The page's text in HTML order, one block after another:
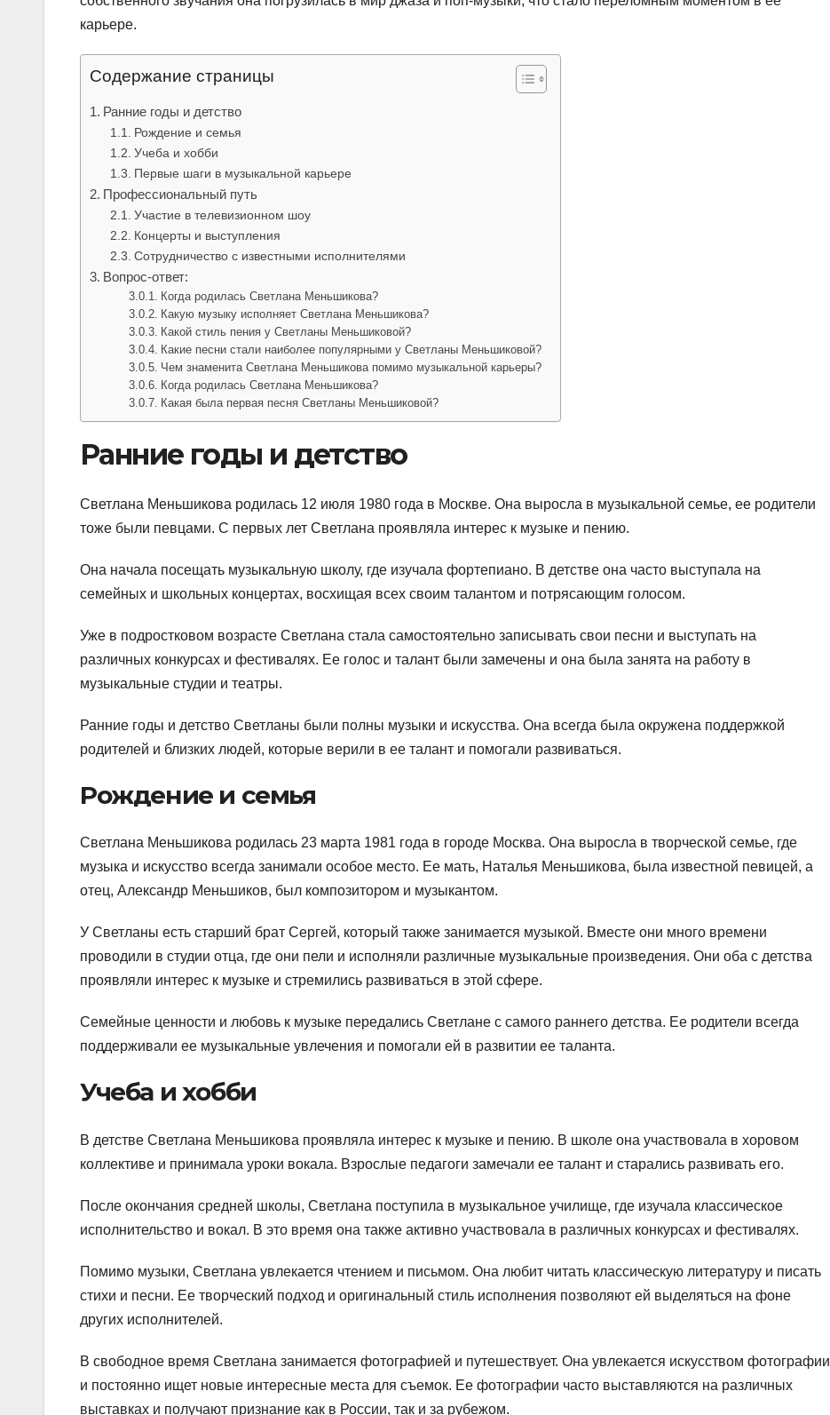
карьере.
Содержание страницы
Ранние годы и детство
Рождение и семья
Учеба и хобби
Первые шаги в музыкальной карьере
Профессиональный путь
Участие в телевизионном шоу
Концерты и выступления
Сотрудничество с известными исполнителями
Вопрос-ответ:
Когда родилась Светлана Меньшикова?
Какую музыку исполняет Светлана Меньшикова?
Какой стиль пения у Светланы Меньшиковой?
Какие песни стали наиболее популярными у Светланы Меньшиковой?
Чем знаменита Светлана Меньшикова помимо музыкальной карьеры?
Когда родилась Светлана Меньшикова?
Какая была первая песня Светланы Меньшиковой?
Ранние годы и детство
Светлана Меньшикова родилась 12 июля 1980 года в Москве. Она выросла в музыкальной семье, ее родители
тоже были певцами. С первых лет Светлана проявляла интерес к музыке и пению.
Она начала посещать музыкальную школу, где изучала фортепиано. В детстве она часто выступала на
семейных и школьных концертах, восхищая всех своим талантом и потрясающим голосом.
Уже в подростковом возрасте Светлана стала самостоятельно записывать свои песни и выступать на
различных конкурсах и фестивалях. Ее голос и талант были замечены и она была занята на работу в
музыкальные студии и театры.
Ранние годы и детство Светланы были полны музыки и искусства. Она всегда была окружена поддержкой
родителей и близких людей, которые верили в ее талант и помогали развиваться.
Рождение и семья
Светлана Меньшикова родилась 23 марта 1981 года в городе Москва. Она выросла в творческой семье, где
музыка и искусство всегда занимали особое место. Ее мать, Наталья Меньшикова, была известной певицей, а
отец, Александр Меньшиков, был композитором и музыкантом.
У Светланы есть старший брат Сергей, который также занимается музыкой. Вместе они много времени
проводили в студии отца, где они пели и исполняли различные музыкальные произведения. Они оба с детства
проявляли интерес к музыке и стремились развиваться в этой сфере.
Семейные ценности и любовь к музыке передались Светлане с самого раннего детства. Ее родители всегда
поддерживали ее музыкальные увлечения и помогали ей в развитии ее таланта.
Учеба и хобби
В детстве Светлана Меньшикова проявляла интерес к музыке и пению. В школе она участвовала в хоровом
коллективе и принимала уроки вокала. Взрослые педагоги замечали ее талант и старались развивать его.
После окончания средней школы, Светлана поступила в музыкальное училище, где изучала классическое
исполнительство и вокал. В это время она также активно участвовала в различных конкурсах и фестивалях.
Помимо музыки, Светлана увлекается чтением и письмом. Она любит читать классическую литературу и писать
стихи и песни. Ее творческий подход и оригинальный стиль исполнения позволяют ей выделяться на фоне
других исполнителей.
В свободное время Светлана занимается фотографией и путешествует. Она увлекается искусством фотографии
и постоянно ищет новые интересные места для съемок. Ее фотографии часто выставляются на различных
выставках и получают признание как в России, так и за рубежом.